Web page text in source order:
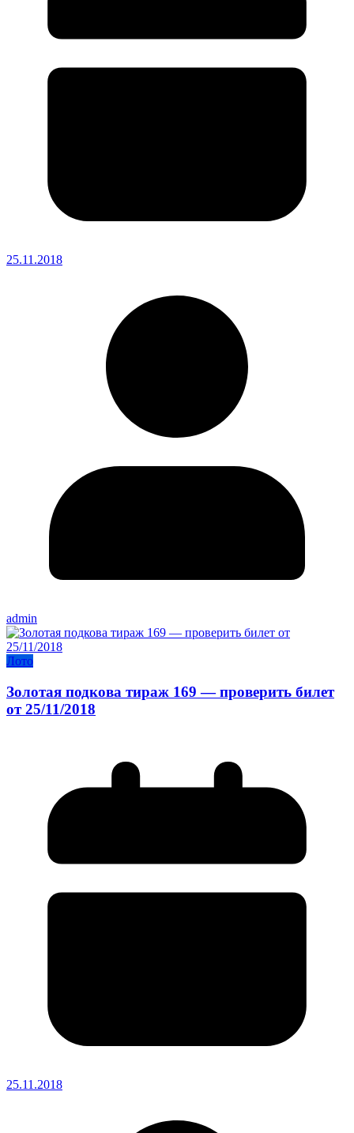
25.11.2018
admin
Лото
Золотая подкова тираж 169 — проверить билет
от 25/11/2018
25.11.2018